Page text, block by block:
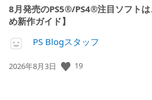
8月発売のPS5®/PS4®注目ソフト
め新作ガイド】
PS Blogスタッフ
公
2026年8月3日 19